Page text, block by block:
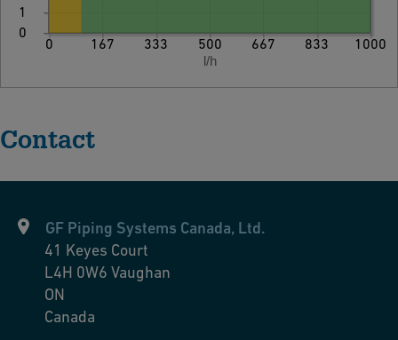
0 167 333 500 667 833 1000
0
1
Contact
GF Piping Systems Canada, Ltd.
41 Keyes Court
L4H 0W6 Vaughan
ON
Canada